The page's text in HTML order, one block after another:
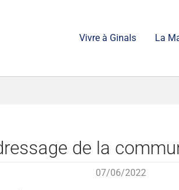
Vivre à Ginals La
de la
07/06/2022